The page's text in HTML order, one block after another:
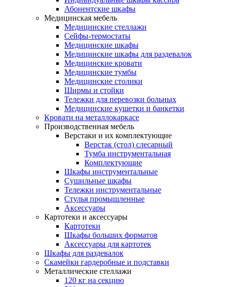
Абонентские шкафы
Медицинская мебель
Медицинские стеллажи
Сейфы-термостаты
Медицинские шкафы
Медицинские шкафы для раздевалок
Медицинские кровати
Медицинские тумбы
Медицинские столики
Ширмы и стойки
Тележки для перевозки больных
Медицинские кушетки и банкетки
Кровати на металлокаркасе
Производственная мебель
Верстаки и их комплектующие
Верстак (стол) слесарный
Тумба инструментальная
Комплектующие
Шкафы инструментальные
Сушильные шкафы
Тележки инструментальные
Стулья промышленные
Аксессуары
Картотеки и аксессуары
Картотеки
Шкафы больших форматов
Аксессуары для картотек
Шкафы для раздевалок
Скамейки гардеробные и подставки
Металлические стеллажи
120 кг на секцию